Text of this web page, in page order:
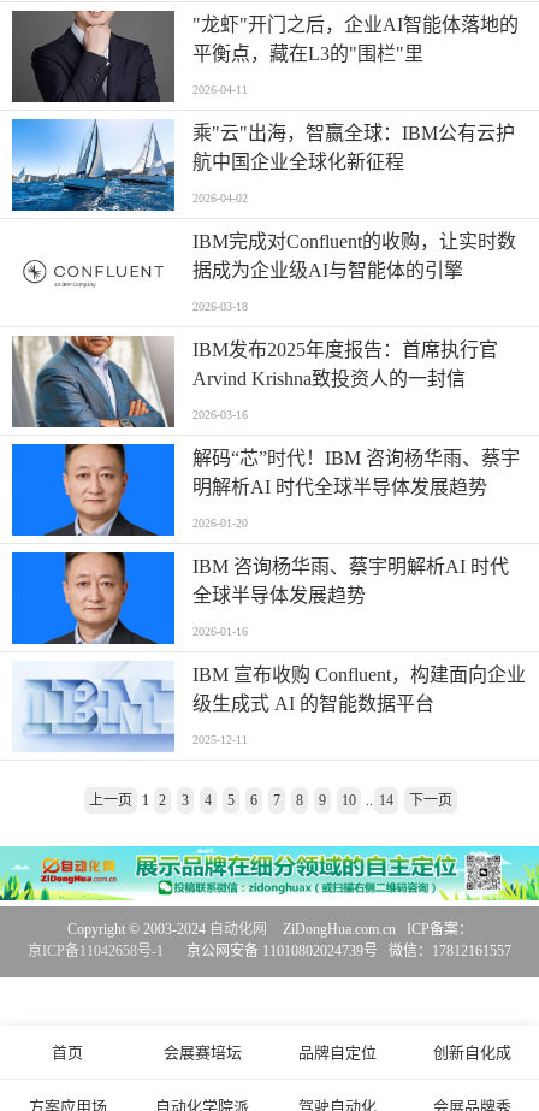
"龙虾"开门之后，企业AI智能体落地的
平衡点，藏在L3的"围栏"里
2026-04-11
乘"云"出海，智赢全球：IBM公有云护
航中国企业全球化新征程
2026-04-02
IBM完成对Confluent的收购，让实时数
据成为企业级AI与智能体的引擎
2026-03-18
IBM发布2025年度报告：首席执行官
Arvind Krishna致投资人的一封信
2026-03-16
解码“芯”时代！IBM 咨询杨华雨、蔡宇
明解析AI 时代全球半导体发展趋势
2026-01-20
IBM 咨询杨华雨、蔡宇明解析AI 时代
全球半导体发展趋势
2026-01-16
IBM 宣布收购 Confluent，构建面向企业
级生成式 AI 的智能数据平台
2025-12-11
上一页 1 2 3 4 5 6 7 8 9 10 14 下一页
首页 会展赛培坛 品牌自定位 创新自化成
方案应用场 自动化学院派 驾驶自动化 会展品牌秀
Copyright © 2003-2024 自动化网
ZiDongHua.com.cn ICP备案：
京ICP备11042658号-1
京公网安备 11010802024739号 微信：17812161557